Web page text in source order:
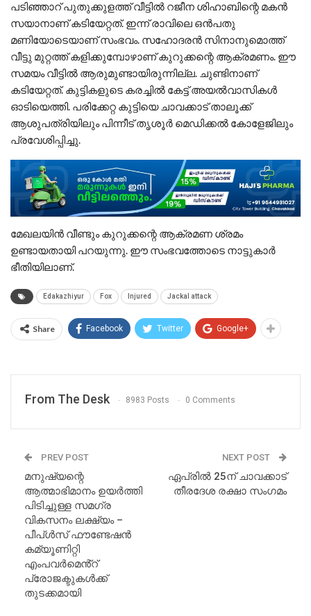
പടിഞ്ഞാറ് പുതുക്കുളത്ത് വീട്ടിൽ റജീന ശിഹാബിന്റെ മകൻ
സയാനാണ് കടിയേറ്റത്. ഇന്ന് രാവിലെ ഒൻപതു
മണിയോടെയാണ് സംഭവം. സഹോദരൻ സിനാനുമൊത്ത്
വീട്ടു മുറ്റത്ത് കളിക്കുമ്പോഴാണ് കുറുക്കന്റെ ആക്രമണം. ഈ
സമയം വീട്ടിൽ ആരുമുണ്ടായിരുന്നില്ല. ചുണ്ടിനാണ്
കടിയേറ്റത്. കുട്ടികളുടെ കരച്ചിൽ കേട്ട് അയൽവാസികൾ
ഓടിയെത്തി. പരിക്കേറ്റ കുട്ടിയെ ചാവക്കാട് താലൂക്ക്
ആശുപത്രിയിലും പിന്നീട് തൃശൂർ മെഡിക്കൽ കോളേജിലും
പ്രവേശിപ്പിച്ചു.
മേഖലയിൻ വീണ്ടും കുറുക്കന്റെ ആക്രമണ ശ്രമം
ഉണ്ടായതായി പറയുന്നു. ഈ സംഭവത്തോടെ നാട്ടുകാർ
ഭീതിയിലാണ്.
Edakazhiyur Fox Injured Jackal attack
Share Facebook Twitter Google+
From The Desk 8983 Posts 0 Comments
PREV POST
മനുഷ്യന്റെ
ആത്മാഭിമാനം ഉയർത്തി
പിടിച്ചുള്ള സമഗ്ര
വികസനം ലക്ഷ്യം –
പീപ്ൾസ് ഫൗണ്ടേഷൻ
കമ്യൂണിറ്റി
എംപവർമെൻ്റ്
പ്രോജക്ടുകൾക്ക്
തുടക്കമായി
NEXT POST
ഏപ്രിൽ 25ന് ചാവക്കാട്
തീരദേശ രക്ഷാ സംഗമം